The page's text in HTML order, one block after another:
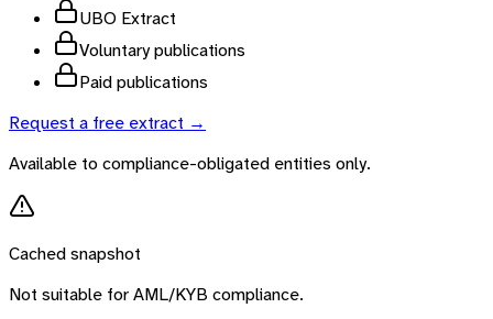
UBO Extract
Voluntary publications
Paid publications
Request a free extract →
Available to compliance-obligated entities only.
Cached snapshot
Not suitable for AML/KYB compliance.